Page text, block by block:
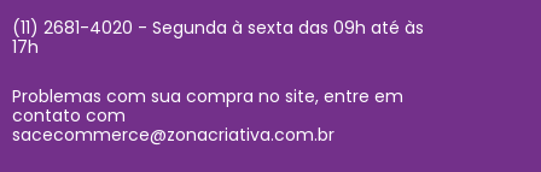
(11) 2681-4020 - Segunda à sexta das 09h até às
17h
Problemas com sua compra no site, entre em
contato com
sacecommerce@zonacriativa.com.br